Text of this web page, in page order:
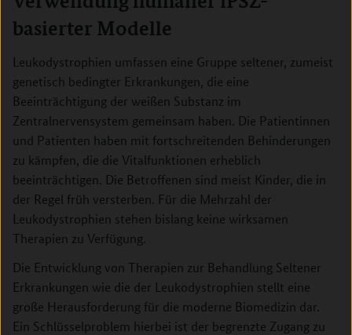
basierter Modelle
Leukodystrophien umfassen eine Gruppe seltener, zumeist
genetisch bedingter Erkrankungen, die eine
Beeinträchtigung der weißen Substanz im
Zentralnervensystem gemeinsam haben. Die Patientinnen
und Patienten haben mit fortschreitenden Behinderungen
zu kämpfen, die die Vitalfunktionen erheblich
beeinträchtigen. Die Betroffenen sind meist Kinder, die in
der Regel früh versterben. Für die Mehrzahl der
Leukodystrophien stehen bislang keine wirksamen
Therapien zu Verfügung.
Die Entwicklung von Therapien zur Behandlung Seltener
Erkrankungen wie die der Leukodystrophien stellt eine
große Herausforderung für die moderne Biomedizin dar.
Ein Schlüsselproblem hierbei ist der begrenzte Zugang zu